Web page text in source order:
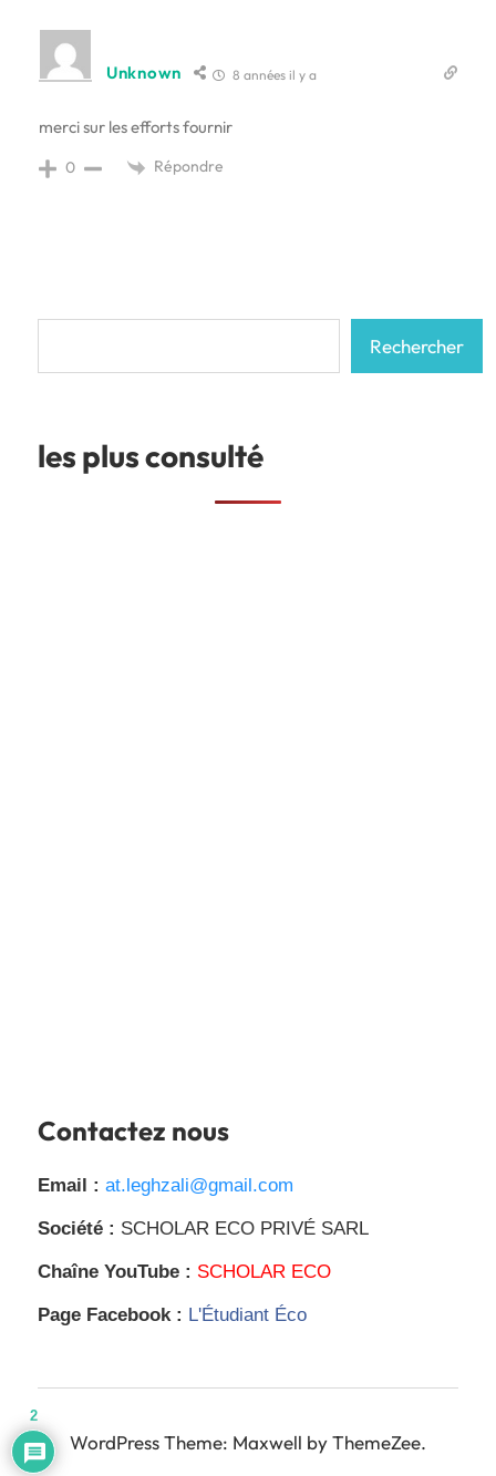
Unknown 8 années il y a
merci sur les efforts fournir
0 Répondre
Rechercher
les plus consulté
Contactez nous
Email : at.leghzali@gmail.com
Société : SCHOLAR ECO PRIVÉ SARL
Chaîne YouTube : SCHOLAR ECO
Page Facebook : L'Étudiant Éco
WordPress Theme: Maxwell by ThemeZee.
2